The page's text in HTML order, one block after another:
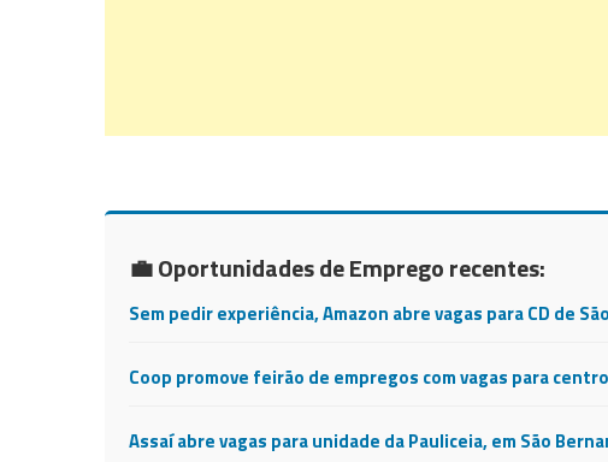
💼 Oportunidades de Emprego recentes:
Sem pedir experiência, Amazon abre vagas para CD de
Coop promove feirão de empregos com vagas para
Assaí abre vagas para unidade da Pauliceia, em São